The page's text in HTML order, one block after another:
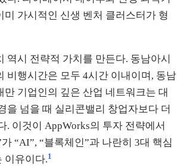
미 가시적인 신생 벤처 클러스터가 형
역시 전략적 가치를 만든다. 동남아시
비행시간은 모두 4시간 이내이며, 동남
만 기업인의 깊은 산업 네트워크는 대
을 넘을 때 실리콘밸리 창업자보다 더
. 이것이 AppWorks의 투자 전략에서
“AI”, “블록체인”과 나란히 3대 핵심
이유이다.1